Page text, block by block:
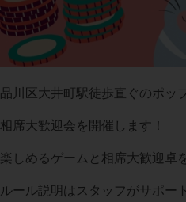
品川区大井町駅徒歩直ぐのポッ
相席大歓迎会を開催します！
楽しめるゲームと相席大歓迎卓
ルール説明はスタッフがサポー